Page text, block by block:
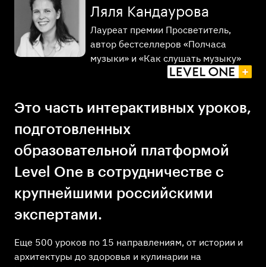
Это часть интерактивных уроков,
подготовленных
образовательной платформой
Level One в сотрудничестве с
крупнейшими российскими
экспертами.
Еще 500 уроков по 15 направлениям, от истории и
архитектуры до здоровья и кулинарии на
Ляля Кандаурова
Лауреат премии Просветитель,
автор бестселлеров «Полчаса
музыки» и «Как слушать музыку»